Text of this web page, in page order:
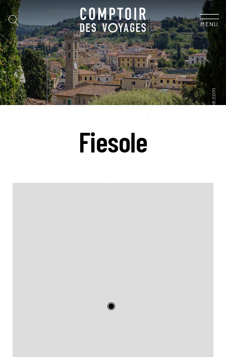
MENU
Fiesole